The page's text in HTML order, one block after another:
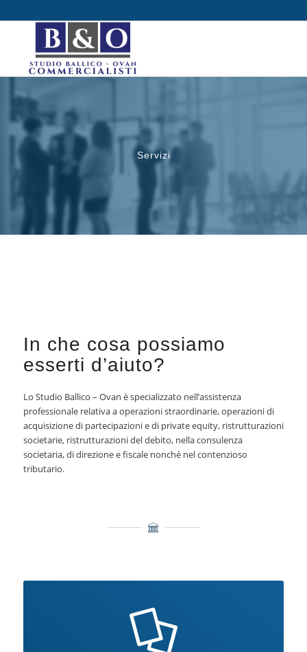
Servizi
In che cosa possiamo
esserti d’aiuto?
Lo Studio Ballico – Ovan è specializzato nell’assistenza
professionale relativa a operazioni straordinarie, operazioni di
acquisizione di partecipazioni e di private equity, ristrutturazioni
societarie, ristrutturazioni del debito, nella consulenza
societaria, di direzione e fiscale nonché nel contenzioso
tributario.